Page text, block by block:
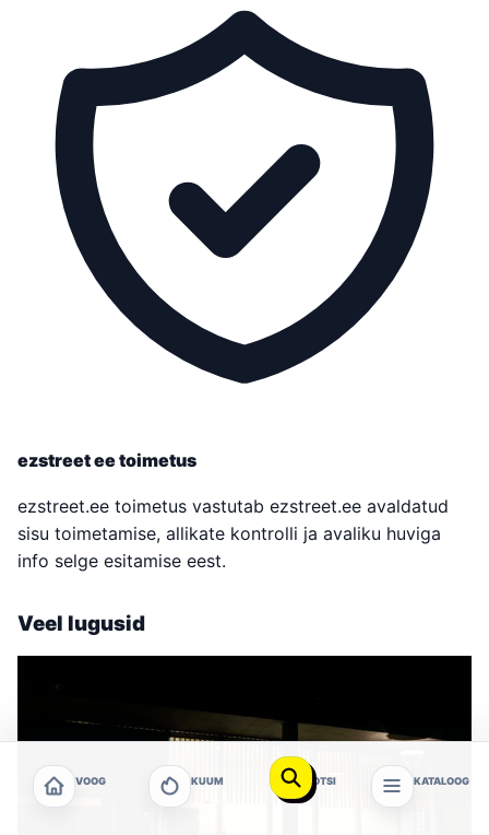
ezstreet ee toimetus
ezstreet.ee toimetus vastutab ezstreet.ee avaldatud
sisu toimetamise, allikate kontrolli ja avaliku huviga
info selge esitamise eest.
Veel lugusid
VOOG KUUM OTSI KATALOOG